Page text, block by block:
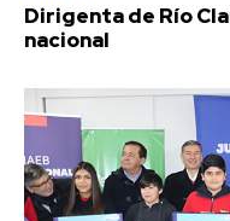
Dirigenta de Río
nacional